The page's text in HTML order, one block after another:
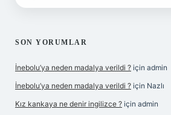
SON YORUMLAR
İnebolu’ya neden madalya verildi ? için admin
İnebolu’ya neden madalya verildi ? için Nazlı
Kız kankaya ne denir ingilizce ? için admin